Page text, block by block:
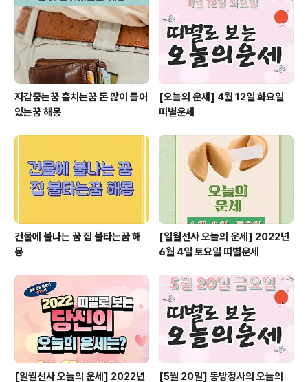
지갑줍는꿈 훔치는꿈 돈 많이 들어
있는꿈 해몽
[오늘의 운세] 4월 12일 화요일
띠별운세
건물에 불나는 꿈 집 불타는꿈 해
몽
[일월선사 오늘의 운세] 2022년
6월 4일 토요일 띠별운세
[일월선사 오늘의 운세] 2022년 [5월 20일] 동방정사의 오늘의